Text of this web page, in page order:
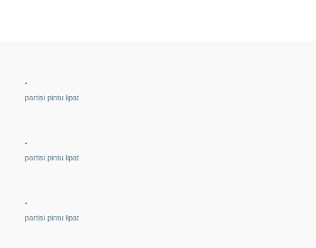
.
partisi pintu lipat
.
partisi pintu lipat
.
partisi pintu lipat